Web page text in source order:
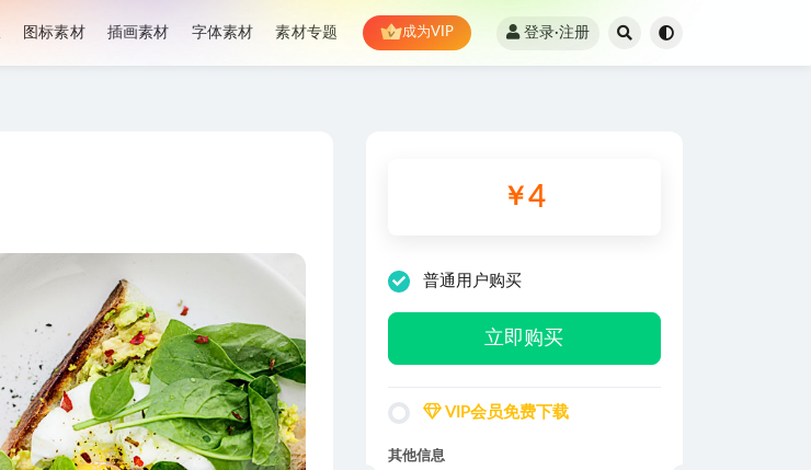
图标素材 插画素材 字体素材 素材专题 成为VIP 登录·注册
￥4
普通用户购买
立即购买
VIP会员免费下载
其他信息